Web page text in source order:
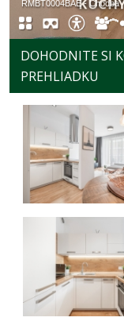
DOHODNITE SI
PREHLIADKU